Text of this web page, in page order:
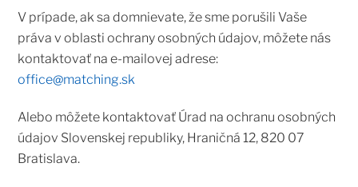
V prípade, ak sa domnievate, že sme porušili Vaše
práva v oblasti ochrany osobných údajov, môžete nás
kontaktovať na e-mailovej adrese:
office@matching.sk
Alebo môžete kontaktovať Úrad na ochranu osobných
údajov Slovenskej republiky, Hraničná 12, 820 07
Bratislava.